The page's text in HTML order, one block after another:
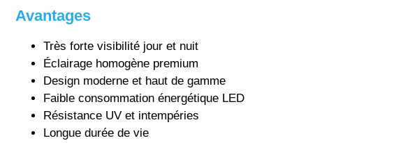
Avantages
Très forte visibilité jour et nuit
Éclairage homogène premium
Design moderne et haut de gamme
Faible consommation énergétique LED
Résistance UV et intempéries
Longue durée de vie